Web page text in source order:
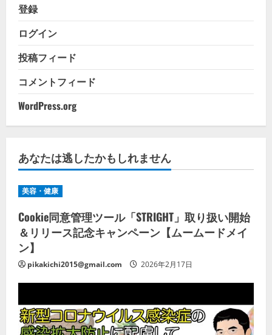
登録
ログイン
投稿フィード
コメントフィード
WordPress.org
あなたは逃したかもしれません
美容・健康
Cookie同意管理ツール「STRIGHT」取り扱い開始
＆リリース記念キャンペーン【ムームードメイ
ン】
pikakichi2015@gmail.com 2026年2月17日